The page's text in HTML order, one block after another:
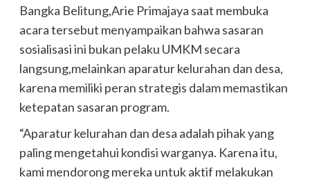
Bangka Belitung,Arie Primajaya saat membuka
acara tersebut menyampaikan bahwa sasaran
sosialisasi ini bukan pelaku UMKM secara
langsung,melainkan aparatur kelurahan dan desa,
karena memiliki peran strategis dalam memastikan
ketepatan sasaran program.
“Aparatur kelurahan dan desa adalah pihak yang
paling mengetahui kondisi warganya. Karena itu,
kami mendorong mereka untuk aktif melakukan